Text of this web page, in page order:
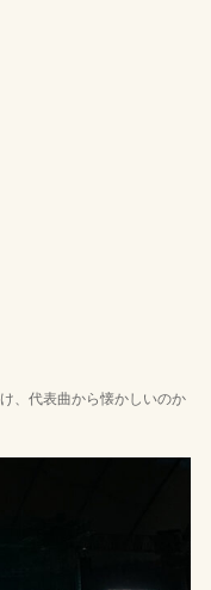
、代表曲から懐かしいのか